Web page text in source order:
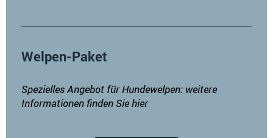
Welpen-Paket
Spezielles Angebot für Hundewelpen: weitere
Informationen finden Sie hier